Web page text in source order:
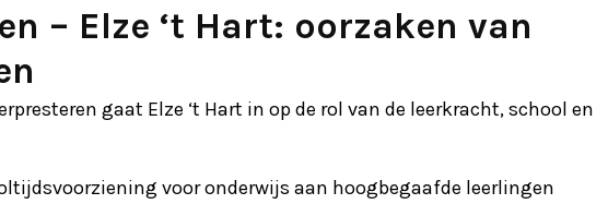
– Elze ‘t Hart: oorzaken van
gaat Elze ‘t Hart in op de rol van de leerkracht, school en
voor onderwijs aan hoogbegaafde leerlingen